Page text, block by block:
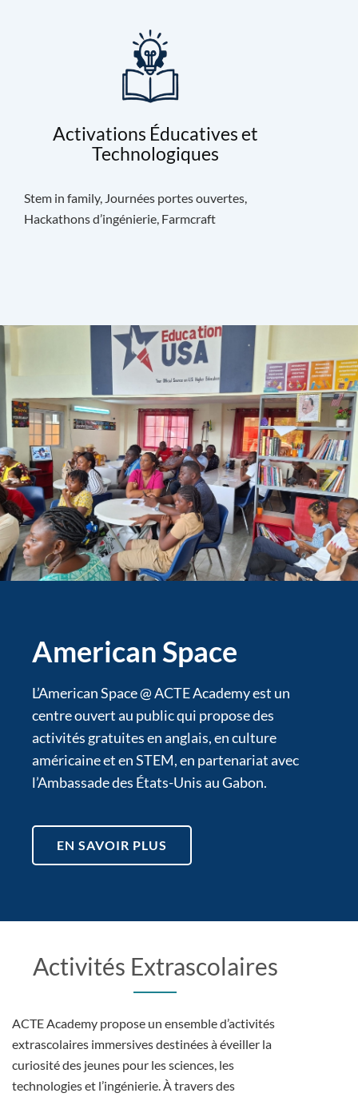
Activations Éducatives et
Technologiques
Stem in family, Journées portes ouvertes,
Hackathons d’ingénierie, Farmcraft
American Space
L’American Space @ ACTE Academy est un
centre ouvert au public qui propose des
activités gratuites en anglais, en culture
américaine et en STEM, en partenariat avec
l’Ambassade des États-Unis au Gabon.
EN SAVOIR PLUS
Activités Extrascolaires
ACTE Academy propose un ensemble d’activités
extrascolaires immersives destinées à éveiller la
curiosité des jeunes pour les sciences, les
technologies et l’ingénierie. À travers des